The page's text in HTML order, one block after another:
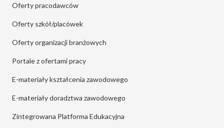
Oferty pracodawców
Oferty szkół/placówek
Oferty organizacji branżowych
Portale z ofertami pracy
E-materiały kształcenia zawodowego
E-materiały doradztwa zawodowego
Zintegrowana Platforma Edukacyjna